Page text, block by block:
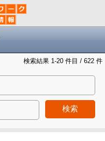
検索結果 1-20 件目 / 622 件
検索